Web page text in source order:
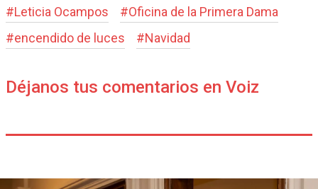
#Leticia Ocampos #Oficina de la Primera Dama
#encendido de luces #Navidad
Déjanos tus comentarios en Voiz